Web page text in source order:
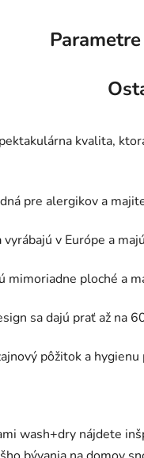
Parametre
kvalita,
pre alergikov a
v Európe a
mimoriadne ploché a
sa dajú prať až na
pôžitok a
wash+dry nájdete